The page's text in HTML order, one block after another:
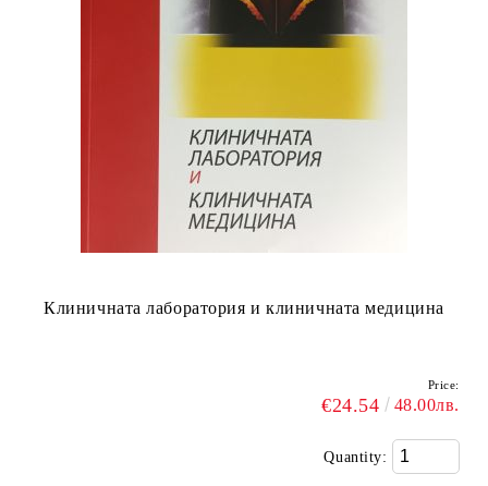
Клиничната лаборатория и клиничната медицина
Price:
€24.54 48.00лв.
Quantity: